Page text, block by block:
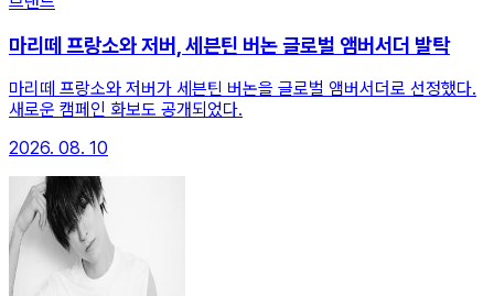
마리떼 프랑소와 저버, 세븐틴 버논 글로벌 앰버서더 발탁
마리떼 프랑소와 저버가 세븐틴 버논을 글로벌 앰버서더로 선정했다.
새로운 캠페인 화보도 공개되었다.
2026. 08. 10